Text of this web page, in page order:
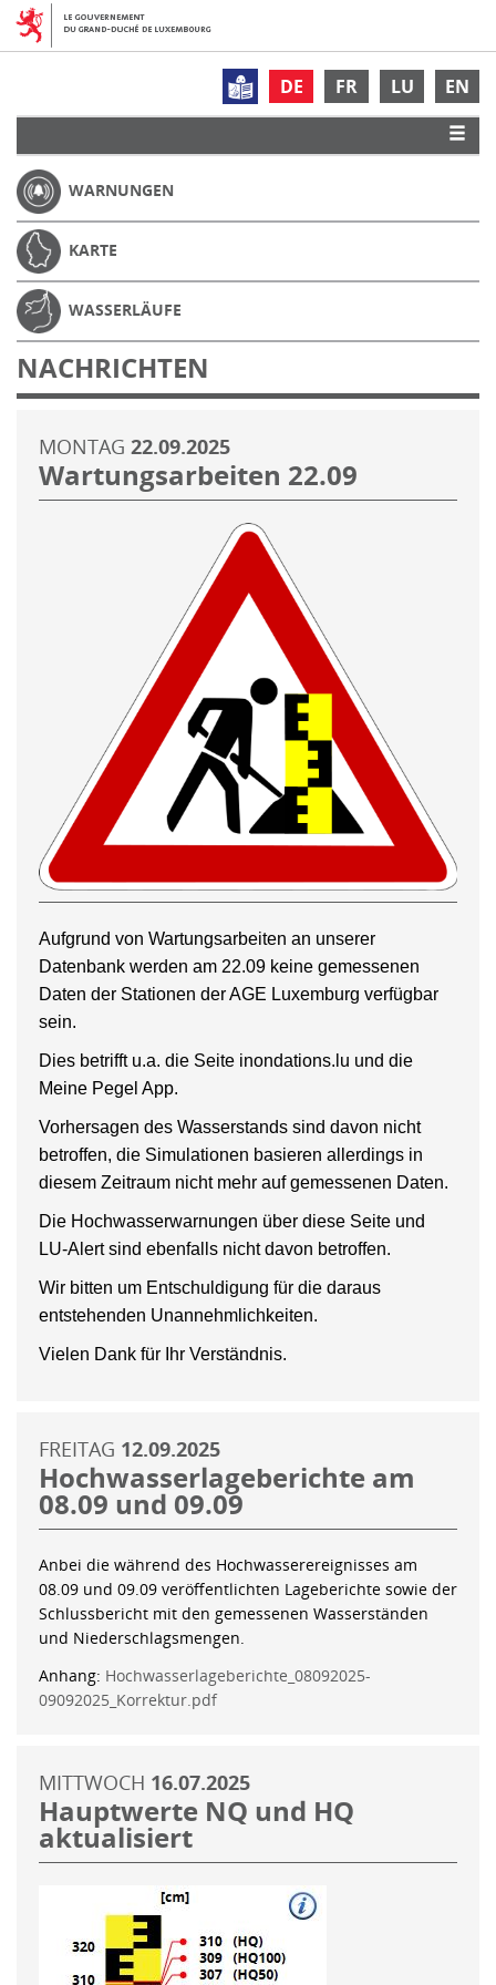
DE FR LU EN
WARNUNGEN
KARTE
WASSERLÄUFE
NACHRICHTEN
MONTAG 22.09.2025
Wartungsarbeiten 22.09
Aufgrund von Wartungsarbeiten an unserer
Datenbank werden am 22.09 keine gemessenen
Daten der Stationen der AGE Luxemburg verfügbar
sein.
Dies betrifft u.a. die Seite inondations.lu und die
Meine Pegel App.
Vorhersagen des Wasserstands sind davon nicht
betroffen, die Simulationen basieren allerdings in
diesem Zeitraum nicht mehr auf gemessenen Daten.
Die Hochwasserwarnungen über diese Seite und
LU-Alert sind ebenfalls nicht davon betroffen.
Wir bitten um Entschuldigung für die daraus
entstehenden Unannehmlichkeiten.
Vielen Dank für Ihr Verständnis.
FREITAG 12.09.2025
Hochwasserlageberichte am
08.09 und 09.09
Anbei die während des Hochwasserereignisses am
08.09 und 09.09 veröffentlichten Lageberichte sowie der
Schlussbericht mit den gemessenen Wasserständen
und Niederschlagsmengen.
Anhang: Hochwasserlageberichte_08092025-
09092025_Korrektur.pdf
MITTWOCH 16.07.2025
Hauptwerte NQ und HQ
aktualisiert